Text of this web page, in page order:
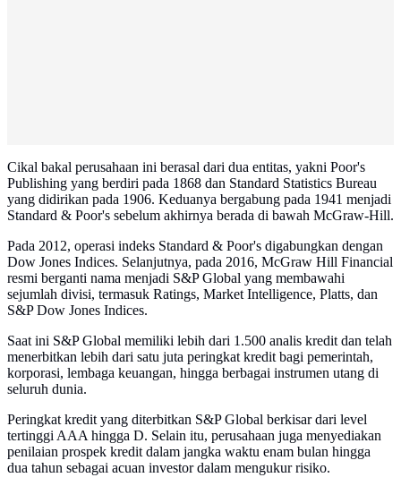
Cikal bakal perusahaan ini berasal dari dua entitas, yakni Poor's
Publishing yang berdiri pada 1868 dan Standard Statistics Bureau
yang didirikan pada 1906. Keduanya bergabung pada 1941 menjadi
Standard & Poor's sebelum akhirnya berada di bawah McGraw-Hill.
Pada 2012, operasi indeks Standard & Poor's digabungkan dengan
Dow Jones Indices. Selanjutnya, pada 2016, McGraw Hill Financial
resmi berganti nama menjadi S&P Global yang membawahi
sejumlah divisi, termasuk Ratings, Market Intelligence, Platts, dan
S&P Dow Jones Indices.
Saat ini S&P Global memiliki lebih dari 1.500 analis kredit dan telah
menerbitkan lebih dari satu juta peringkat kredit bagi pemerintah,
korporasi, lembaga keuangan, hingga berbagai instrumen utang di
seluruh dunia.
Peringkat kredit yang diterbitkan S&P Global berkisar dari level
tertinggi AAA hingga D. Selain itu, perusahaan juga menyediakan
penilaian prospek kredit dalam jangka waktu enam bulan hingga
dua tahun sebagai acuan investor dalam mengukur risiko.